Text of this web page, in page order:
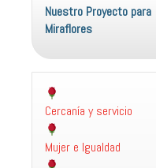
Nuestro Proyecto para
Miraflores
Cercanía y servicio
Mujer e Igualdad